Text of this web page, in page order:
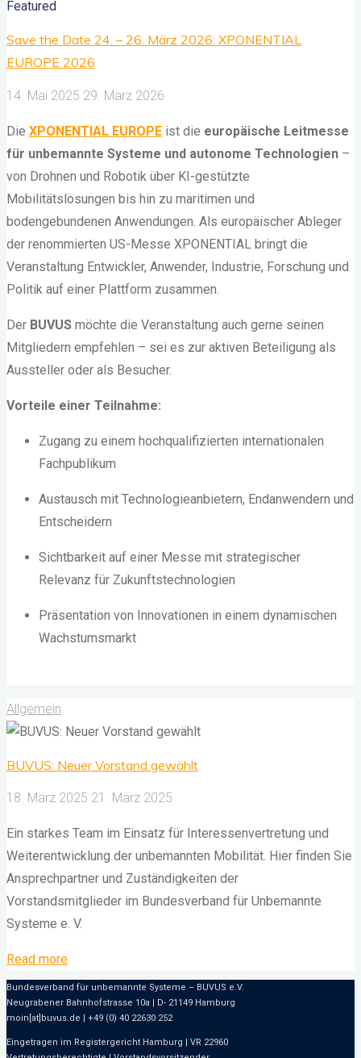
Featured
Save the Date 24. – 26. März 2026: XPONENTIAL
EUROPE 2026
14. Mai 2025 29. März 2026
Die XPONENTIAL EUROPE ist die europäische Leitmesse
für unbemannte Systeme und autonome Technologien –
von Drohnen und Robotik über KI-gestützte
Mobilitätslösungen bis hin zu maritimen und
bodengebundenen Anwendungen. Als europäischer Ableger
der renommierten US-Messe XPONENTIAL bringt die
Veranstaltung Entwickler, Anwender, Industrie, Forschung und
Politik auf einer Plattform zusammen.
Der BUVUS möchte die Veranstaltung auch gerne seinen
Mitgliedern empfehlen – sei es zur aktiven Beteiligung als
Aussteller oder als Besucher.
Vorteile einer Teilnahme:
Zugang zu einem hochqualifizierten internationalen
Fachpublikum
Austausch mit Technologieanbietern, Endanwendern und
Entscheidern
Sichtbarkeit auf einer Messe mit strategischer
Relevanz für Zukunftstechnologien
Präsentation von Innovationen in einem dynamischen
Wachstumsmarkt
Allgemein
BUVUS: Neuer Vorstand gewählt
18. März 2025 21. März 2025
Ein starkes Team im Einsatz für Interessenvertretung und
Weiterentwicklung der unbemannten Mobilität. Hier finden Sie
Ansprechpartner und Zuständigkeiten der
Vorstandsmitglieder im Bundesverband für Unbemannte
Systeme e. V.
Read more"BUVUS:
Neuer
Vorstand
gewählt"
Bundesverband für unbemannte Systeme – BUVUS e.V.
Neugrabener Bahnhofstrasse 10a | D- 21149 Hamburg
moin[at]buvus.de | +49 (0) 40 22630 252
Eingetragen im Registergericht Hamburg | VR 22960